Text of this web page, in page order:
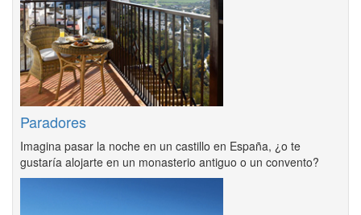
Paradores
Imagina pasar la noche en un castillo en España, ¿o te
gustaría alojarte en un monasterio antiguo o un convento?